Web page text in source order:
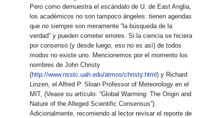
Pero como demuestra el escándalo de U. de East Anglia,
los académicos no son tampoco ángeles: tienen agendas
que no siempre son meramente “la búsqueda de la
verdad” y pueden cometer errores. Si la ciencia se hiciera
por consenso (y desde luego, eso no es así) de todos
modos no existe uno. Mencionemos por el momento los
nombres de John Christy
(http://www.nsstc.uah.edu/atmos/christy.html) y Richard
Linzen, el Alfred P. Sloan Professor of Meteorology en el
MIT, (Vease su artículo: “Global Warming: The Origin and
Nature of the Alleged Scientific Consensus”).
Adicionalmente, recomiendo al lector revisar el reporte de